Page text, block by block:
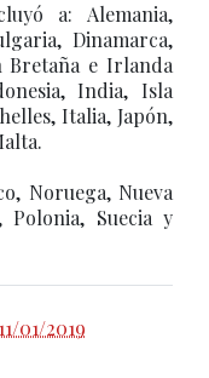
a: Alemania,
Dinamarca,
Bretaña e Irlanda
India, Isla
Italia, Japón,
Noruega, Nueva
Polonia, Suecia y
11/01/2019